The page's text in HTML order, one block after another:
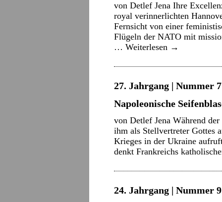
von Detlef Jena Ihre
royal verinnerlichten
Fernsicht von einer
Flügeln der NATO mit
… Weiterlesen →
27. Jahrgang | Nummer
Napoleonische
von Detlef Jena Während
ihm als Stellvertreter Gottes
Krieges in der Ukraine
denkt Frankreichs
24. Jahrgang | Nummer